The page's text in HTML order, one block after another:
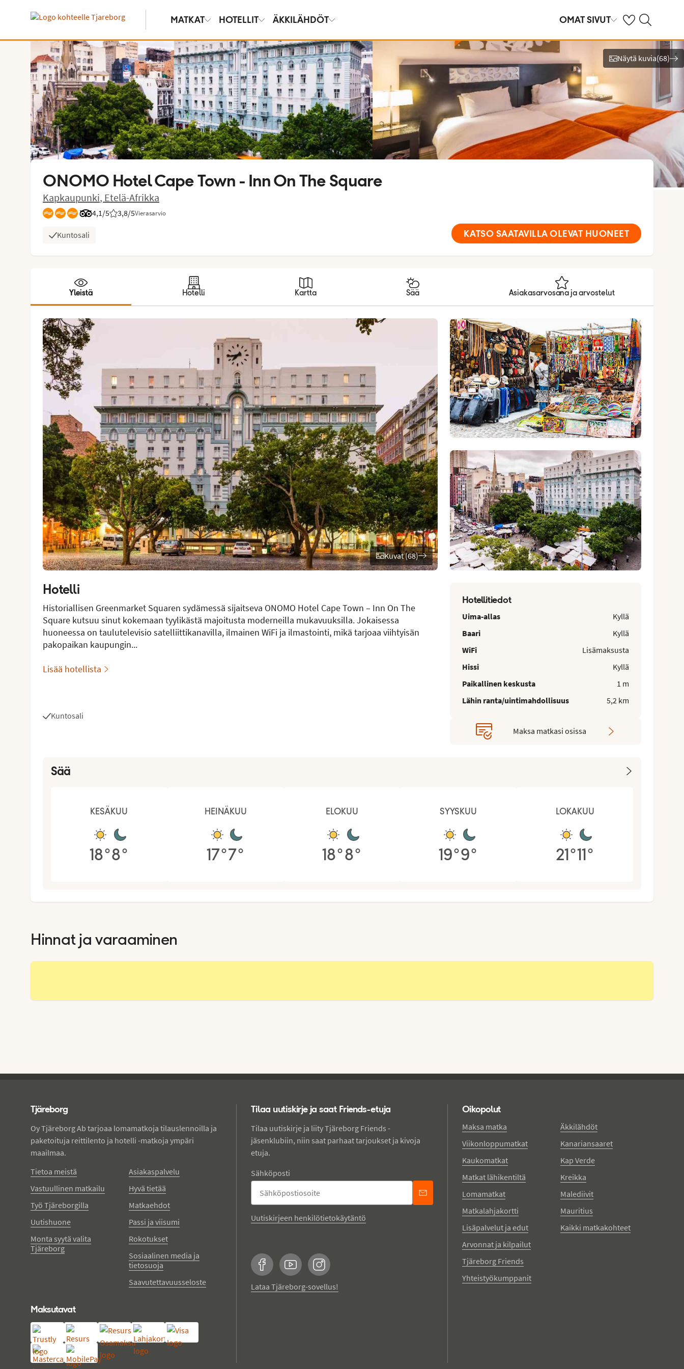
MATKAT HOTELLIT ÄKKILÄHDÖT OMAT SIVUT OmatHaku
Näytä kuvia
Näytä kuvia(68)
ONOMO Hotel Cape Town - Inn On The Square
Kapkaupunki, Etelä-Afrikka
4,1/5
Arvostelut Tripadvisorista: 4.1 of 5
3,8/5Vierasarvio
Asiakkaidemme arviot: 3.8/5
Kuntosali KATSO SAATAVILLA OLEVAT HUONEET
Yleistä Hotelli Kartta Sää Asiakasarvosana ja arvostelut
Hotelli
Historiallisen Greenmarket Squaren sydämessä sijaitseva ONOMO Hotel Cape Town – Inn On The
Square kutsuu sinut kokemaan tyylikästä majoitusta moderneilla mukavuuksilla. Jokaisessa
huoneessa on taulutelevisio satelliittikanavilla, ilmainen WiFi ja ilmastointi, mikä tarjoaa viihtyisän
pakopaikan kaupungin...
Lisää hotellista
Kuntosali
Hotellitiedot
Uima-allas
Kyllä
Baari
Kyllä
WiFi
Lisämaksusta
Hissi
Kyllä
Paikallinen keskusta
1 m
Lähin ranta/uintimahdollisuus
5,2 km
Maksa matkasi osissa
Kuvat (68)
Sää
KESÄKUU
18°8°
HEINÄKUU
17°7°
ELOKUU
18°8°
SYYSKUU
19°9°
LOKAKUU
21°11°
Hinnat ja varaaminen
Tjäreborg
Oy Tjäreborg Ab tarjoaa lomamatkoja tilauslennoilla ja
paketoituja reittilento ja hotelli -matkoja ympäri
maailmaa.
Tietoa meistä
Vastuullinen matkailu
Työ Tjäreborgilla
Uutishuone
Monta syytä valita
Tjäreborg
Asiakaspalvelu
Hyvä tietää
Matkaehdot
Passi ja viisumi
Rokotukset
Sosiaalinen media ja
tietosuoja
Saavutettavuusseloste
Maksutavat
Tilaa uutiskirje ja saat Friends-etuja
Tilaa uutiskirje ja liity Tjäreborg Friends -
jäsenklubiin, niin saat parhaat tarjoukset ja kivoja
etuja.
Sähköposti
Uutiskirjeen henkilötietokäytäntö
FacebookYouTubeInstagram
Lataa Tjäreborg-sovellus!
Oikopolut
Maksa matka
Viikonloppumatkat
Kaukomatkat
Matkat lähikentiltä
Lomamatkat
Matkalahjakortti
Lisäpalvelut ja edut
Arvonnat ja kilpailut
Tjäreborg Friends
Yhteistyökumppanit
Äkkilähdöt
Kanariansaaret
Kap Verde
Kreikka
Malediivit
Mauritius
Kaikki matkakohteet